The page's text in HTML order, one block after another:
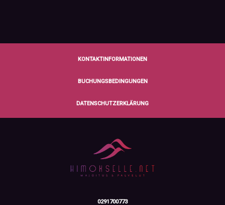
KONTAKTINFORMATIONEN
BUCHUNGSBEDINGUNGEN
DATENSCHUTZERKLÄRUNG
0291700773